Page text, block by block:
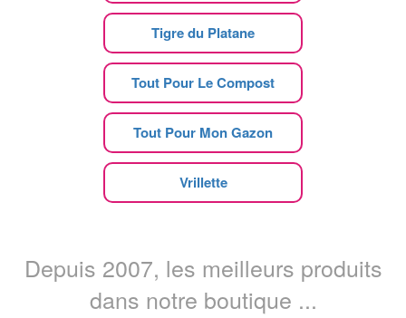
Tigre du Platane
Tout Pour Le Compost
Tout Pour Mon Gazon
Vrillette
Depuis 2007, les meilleurs produits
dans notre boutique ...